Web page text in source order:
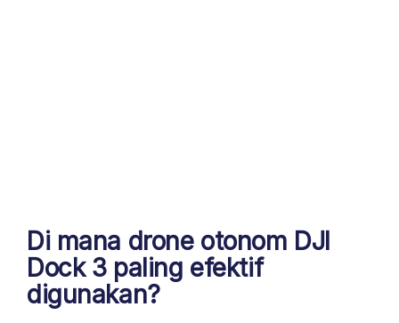
Di mana drone otonom DJI
Dock 3 paling efektif
digunakan?